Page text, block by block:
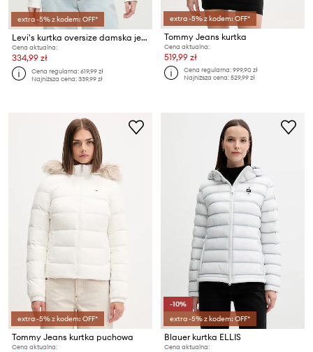
extra -5% z kodem: OFF*
Levi's kurtka oversize damska jeansowa 90S TRUCKER
Cena aktualna:
334,99 zł
Cena regularna:619,99 zł
Najniższa cena:339,99 zł
extra -5% z kodem: OFF*
Tommy Jeans kurtka
Cena aktualna:
519,99 zł
Cena regularna:999,90 zł
Najniższa cena:529,99 zł
extra -5% z kodem: OFF*
Tommy Jeans kurtka puchowa
Cena aktualna:
-10%
extra -5% z kodem: OFF*
Blauer kurtka ELLIS
Cena aktualna: